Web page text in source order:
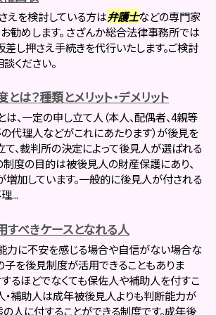
えを検討している方は弁護士などの専門家
勧めします。 さざんか総合法律事務所では
し押さえ手続きを代行いたします。ご検討
ください。
は？種類とメリット・デメリット
、一定の申し立て人（本人、配偶者、4親等
代理人などがこれにあたります）が後見を
、裁判所の決定によって後見人が選ばれる
制度の目的は被後見人の財産保護にあり、
加しています。一般的に後見人が付される
...
べきケースとなれる人
力に不安を感じる場合や自信がない場合な
子を後見制度が活用できることもありま
るほどでなくても保佐人や補助人を付すこ
・補助人は成年被後見人よりも判断能力が
人に付することができる制度です。成年後